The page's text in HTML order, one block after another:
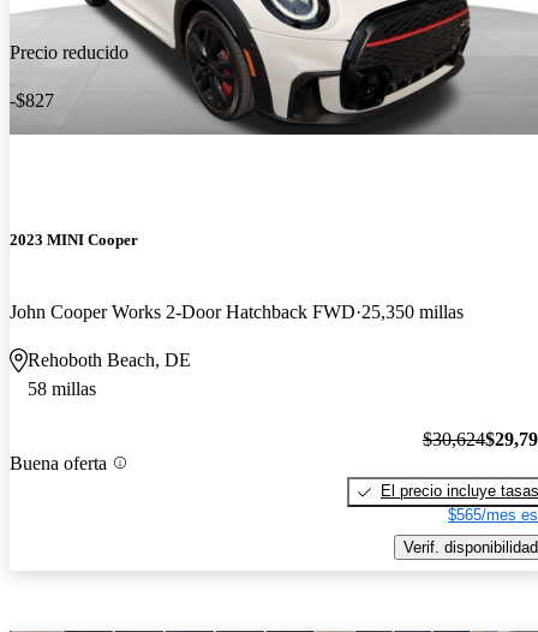
Precio reducido
-$827
2023 MINI Cooper
John Cooper Works 2-Door Hatchback FWD 25,350 millas
Rehoboth Beach, DE
58 millas
Buena oferta
$30,624
El precio incluye tasas
$565/mes
Verif. disponibilidad